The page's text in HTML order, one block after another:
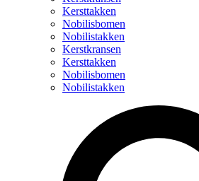
Kersttakken
Nobilisbomen
Nobilistakken
Kerstkransen
Kersttakken
Nobilisbomen
Nobilistakken